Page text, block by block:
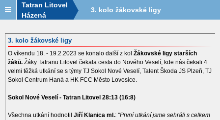
Tatran Litovel
Házená
3. kolo žákovské ligy
3. kolo žákovské ligy
O víkendu 18. - 19.2.2023 se konalo další z kol Žákovské ligy starších
žáků. Žáky Tatranu Litovel čekala cesta do Nového Veselí, kde nás čekali 4
velmi těžká utkání se s týmy TJ Sokol Nové Veselí, Talent Škoda JS Plzeň, TJ
Sokol Centrum Haná a HK FCC Město Lovosice.
Sokol Nové Veselí - Tatran Litovel 28:13 (16:8)
Všechna utkání hodnotil Jiří Klanica ml.: "První utkání jsme sehráli s celkem